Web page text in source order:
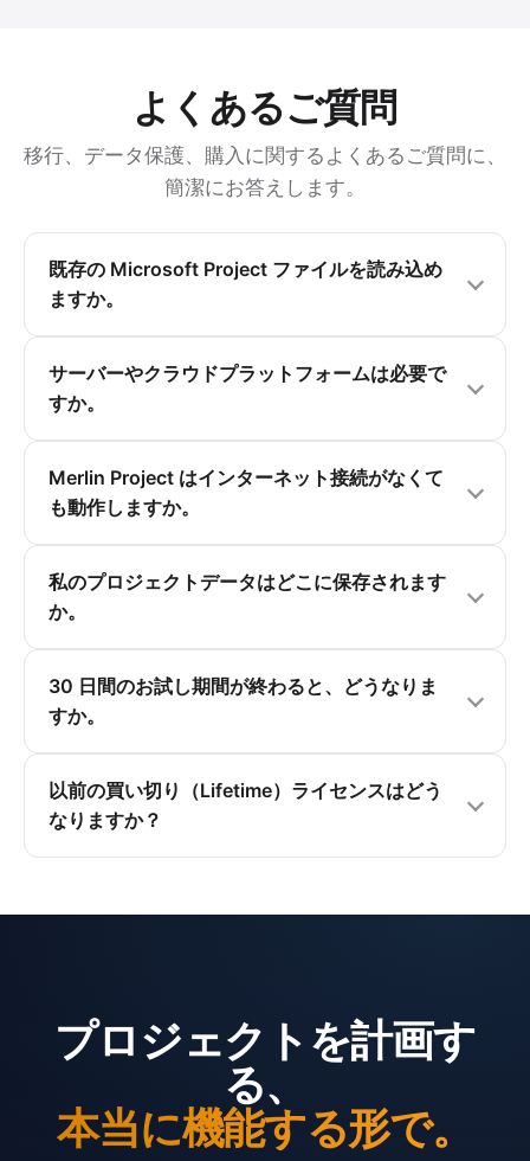
よくあるご質問
移行、データ保護、購入に関するよくあるご質問に、
簡潔にお答えします。
既存の Microsoft Project ファイルを読み込め
ますか。
サーバーやクラウドプラットフォームは必要で
すか。
Merlin Project はインターネット接続がなくて
も動作しますか。
私のプロジェクトデータはどこに保存されます
か。
30 日間のお試し期間が終わると、どうなりま
すか。
以前の買い切り（Lifetime）ライセンスはどう
なりますか？
プロジェクトを計画す
る、
本当に機能する形で。